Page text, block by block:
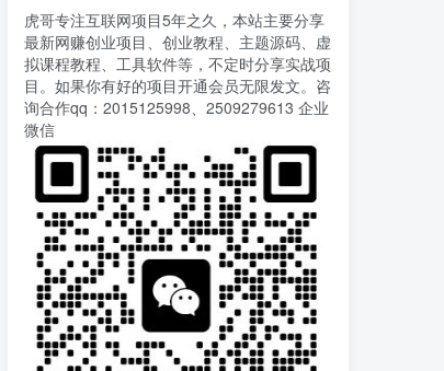
程托管模式，零成本躺赚
7天前 525
7
Codex自动化运营X，月
入千刀，5000字干货 献给
628
8
运营几年的熊猫平台任务
点赞关注播放收藏任务自动
化项目 单号5-10+收益 可批
量
10天前 749
9 苏宁自动化采集，电脑挂
机项目复活，稳定50+ 可批
量
13天前 904
虎哥专注互联网项目5年之久，本站主要分享
最新网赚创业项目、创业教程、主题源码、虚
拟课程教程、工具软件等，不定时分享实战项
目。如果你有好的项目开通会员无限发文。咨
询合作qq：2015125998、2509279613 企业
微信